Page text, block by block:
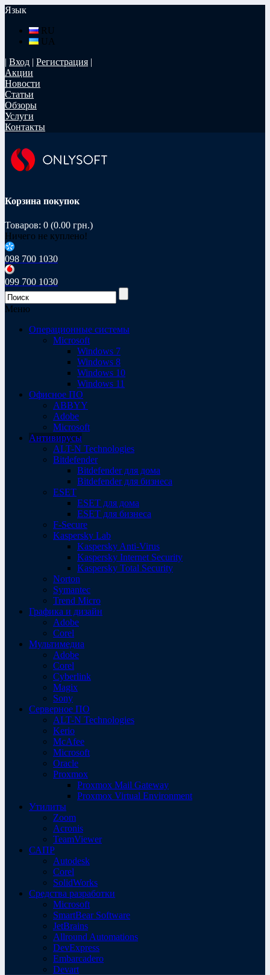
Язык
RU
UA
| Вход | Регистрация |
Акции
Новости
Статьи
Обзоры
Услуги
Контакты
Корзина покупок
Товаров: 0 (0.00 грн.)
Ничего не куплено!
098 700 1030
099 700 1030
Меню
Операционные системы
Microsoft
Windows 7
Windows 8
Windows 10
Windows 11
Офисное ПО
ABBYY
Adobe
Microsoft
Антивирусы
ALT-N Technologies
Bitdefender
Bitdefender для дома
Bitdefender для бизнеса
ESET
ESET для дома
ESET для бизнеса
F-Secure
Kaspersky Lab
Kaspersky Anti-Virus
Kaspersky Internet Security
Kaspersky Total Security
Norton
Symantec
Trend Micro
Графика и дизайн
Adobe
Corel
Мультимедиа
Adobe
Corel
Cyberlink
Magix
Sony
Серверное ПО
ALT-N Technologies
Kerio
McAfee
Microsoft
Oracle
Proxmox
Proxmox Mail Gateway
Proxmox Virtual Environment
Утилиты
Zoom
Acronis
TeamViewer
САПР
Autodesk
Corel
SolidWorks
Средства разработки
Microsoft
SmartBear Software
JetBrains
Allround Automations
DevExpress
Embarcadero
Devart